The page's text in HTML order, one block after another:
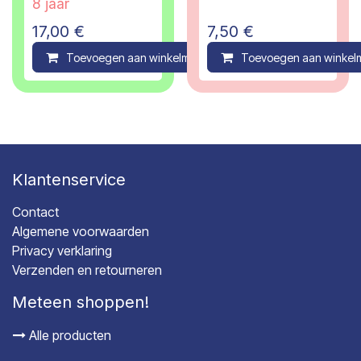
8 jaar
17,00 €
Toevoegen aan winkelmandje Compare
7,50 €
Toevoegen aan
Klantenservice
Contact
Algemene voorwaarden
Privacy verklaring
Verzenden en retourneren
Meteen shoppen!
Alle producten